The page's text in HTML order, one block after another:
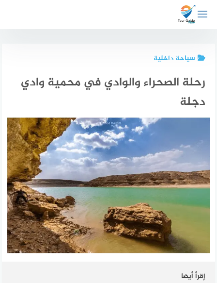
المحتوى
سياحة داخلية
رحلة الصحراء والوادي في محمية وادي
دجلة
إقرأ أيضا